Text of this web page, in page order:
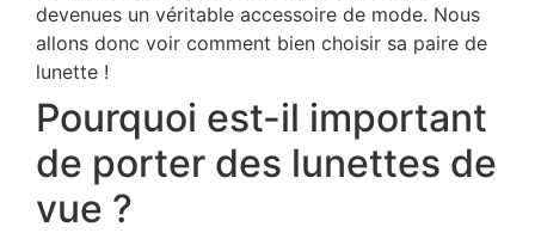
devenues un véritable accessoire de mode. Nous
allons donc voir comment bien choisir sa paire de
lunette !
Pourquoi est-il important
de porter des lunettes de
vue ?